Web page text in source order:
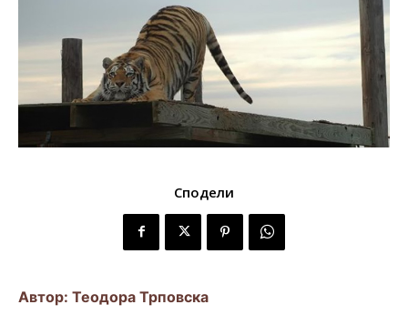
Сподели
Автор: Теодора Трповска